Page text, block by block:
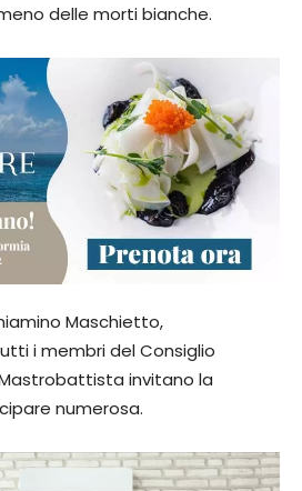
delle morti bianche.
Maschietto,
i membri del Consiglio
invitano la
numerosa.